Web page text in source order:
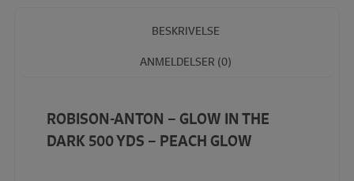
BESKRIVELSE
ANMELDELSER (0)
ROBISON-ANTON – GLOW IN THE
DARK 500 YDS – PEACH GLOW